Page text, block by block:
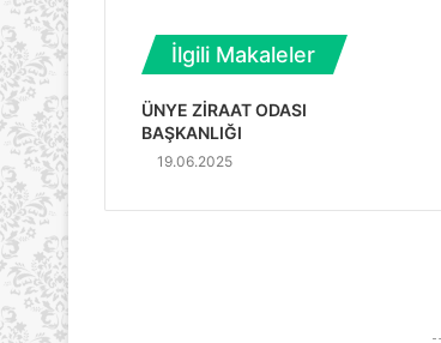
İlgili Makaleler
ÜNYE ZİRAAT ODASI
BAŞKANLIĞI
19.06.2025